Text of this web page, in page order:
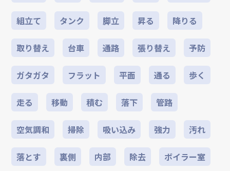
組立て タンク 脚立 昇る 降りる
取り替え 台車 通路 張り替え 予防
ガタガタ フラット 平面 通る 歩く
走る 移動 積む 落下 管路
空気調和 掃除 吸い込み 強力 汚れ
落とす 裏側 内部 除去 ボイラー室